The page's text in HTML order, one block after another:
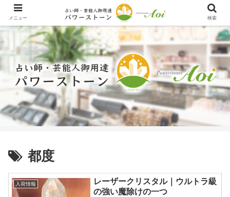
都度
入荷情報
レーザークリスタル｜ウルトラ級
の強い魔除けの一つ
メニュー 検索